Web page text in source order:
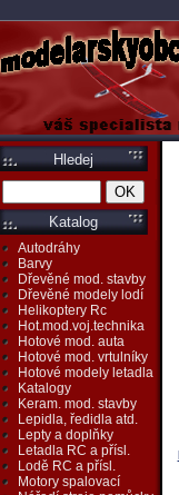
Hledej
Katalog
Autodráhy
Barvy
Dřevěné mod. stavby
Dřevěné modely lodí
Helikoptery Rc
Hot.mod.voj.technika
Hotové mod. auta
Hotové mod. vrtulníky
Hotové modely letadla
Katalogy
Keram. mod. stavby
Lepidla, ředidla atd.
Lepty a doplňky
Letadla RC a přísl.
Lodě RC a přísl.
Motory spalovací